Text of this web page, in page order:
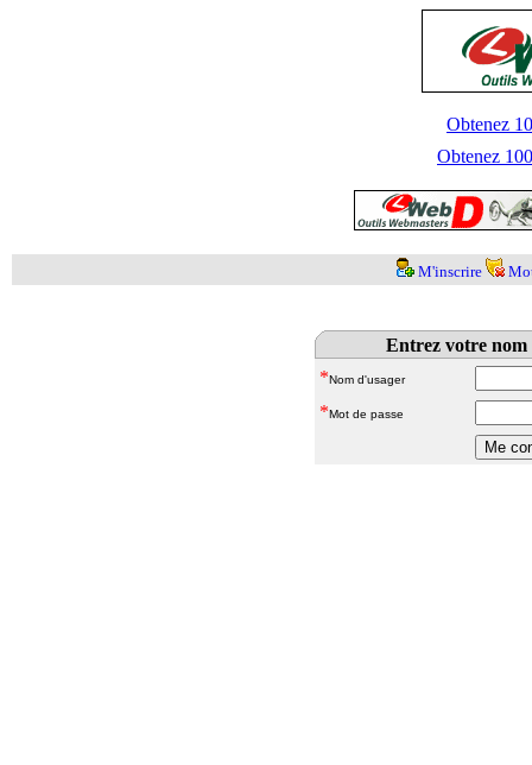
Obtenez
Obtenez
M'inscrire
Entrez votre nom
*Nom d'usager
*Mot de passe